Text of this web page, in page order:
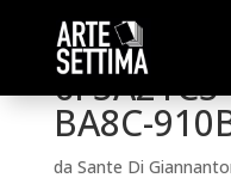
BA8C-
da Sante Di